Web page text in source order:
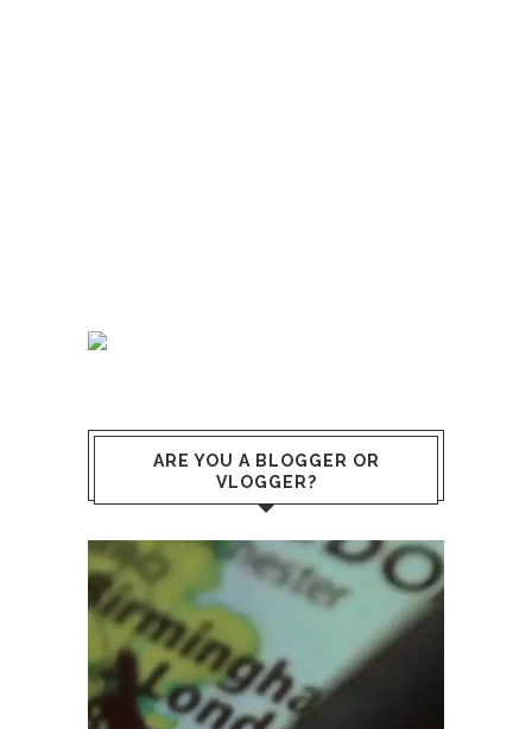
ARE YOU A BLOGGER OR
VLOGGER?
Video
Player